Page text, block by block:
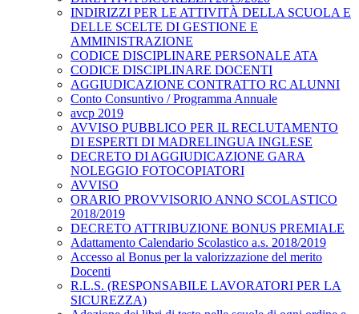
INDIRIZZI PER LE ATTIVITÀ DELLA SCUOLA E
DELLE SCELTE DI GESTIONE E
AMMINISTRAZIONE
CODICE DISCIPLINARE PERSONALE ATA
CODICE DISCIPLINARE DOCENTI
AGGIUDICAZIONE CONTRATTO RC ALUNNI
Conto Consuntivo / Programma Annuale
avcp 2019
AVVISO PUBBLICO PER IL RECLUTAMENTO
DI ESPERTI DI MADRELINGUA INGLESE
DECRETO DI AGGIUDICAZIONE GARA
NOLEGGIO FOTOCOPIATORI
AVVISO
ORARIO PROVVISORIO ANNO SCOLASTICO
2018/2019
DECRETO ATTRIBUZIONE BONUS PREMIALE
Adattamento Calendario Scolastico a.s. 2018/2019
Accesso al Bonus per la valorizzazione del merito
Docenti
R.L.S. (RESPONSABILE LAVORATORI PER LA
SICUREZZA)